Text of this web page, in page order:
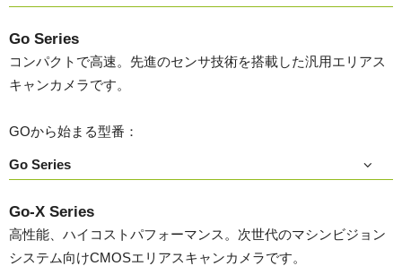
Go Series
コンパクトで高速。先進のセンサ技術を搭載した汎用エリアス
キャンカメラです。
GOから始まる型番：
Go Series
Go-X Series
高性能、ハイコストパフォーマンス。次世代のマシンビジョン
システム向けCMOSエリアスキャンカメラです。